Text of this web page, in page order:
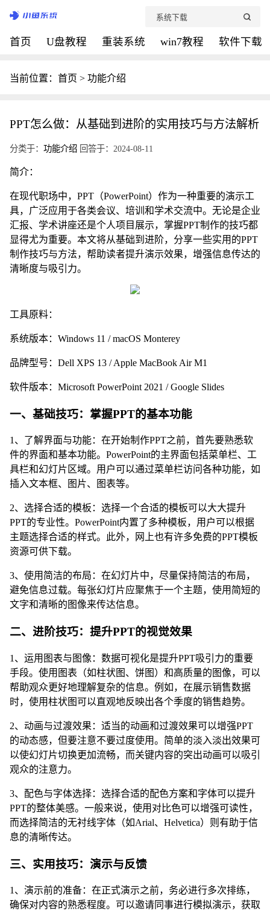
首页 U盘教程 重装系统 win7教程 软件下载
当前位置： 首页 > 功能介绍
PPT怎么做：从基础到进阶的实用技巧与方法解析
分类于： 功能介绍 回答于：2024-08-11
简介：
在现代职场中，PPT（PowerPoint）作为一种重要的演示工
具，广泛应用于各类会议、培训和学术交流中。无论是企业
汇报、学术讲座还是个人项目展示，掌握PPT制作的技巧都
显得尤为重要。本文将从基础到进阶，分享一些实用的PPT
制作技巧与方法，帮助读者提升演示效果，增强信息传达的
清晰度与吸引力。
工具原料：
系统版本：Windows 11 / macOS Monterey
品牌型号：Dell XPS 13 / Apple MacBook Air M1
软件版本：Microsoft PowerPoint 2021 / Google Slides
一、基础技巧：掌握PPT的基本功能
1、了解界面与功能：在开始制作PPT之前，首先要熟悉软
件的界面和基本功能。PowerPoint的主界面包括菜单栏、工
具栏和幻灯片区域。用户可以通过菜单栏访问各种功能，如
插入文本框、图片、图表等。
2、选择合适的模板：选择一个合适的模板可以大大提升
PPT的专业性。PowerPoint内置了多种模板，用户可以根据
主题选择合适的样式。此外，网上也有许多免费的PPT模板
资源可供下载。
3、使用简洁的布局：在幻灯片中，尽量保持简洁的布局，
避免信息过载。每张幻灯片应聚焦于一个主题，使用简短的
文字和清晰的图像来传达信息。
二、进阶技巧：提升PPT的视觉效果
1、运用图表与图像：数据可视化是提升PPT吸引力的重要
手段。使用图表（如柱状图、饼图）和高质量的图像，可以
帮助观众更好地理解复杂的信息。例如，在展示销售数据
时，使用柱状图可以直观地反映出各个季度的销售趋势。
2、动画与过渡效果：适当的动画和过渡效果可以增强PPT
的动态感，但要注意不要过度使用。简单的淡入淡出效果可
以使幻灯片切换更加流畅，而关键内容的突出动画可以吸引
观众的注意力。
3、配色与字体选择：选择合适的配色方案和字体可以提升
PPT的整体美感。一般来说，使用对比色可以增强可读性，
而选择简洁的无衬线字体（如Arial、Helvetica）则有助于信
息的清晰传达。
三、实用技巧：演示与反馈
1、演示前的准备：在正式演示之前，务必进行多次排练，
确保对内容的熟悉程度。可以邀请同事进行模拟演示，获取